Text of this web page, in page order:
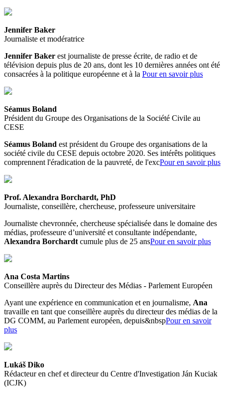
Jennifer Baker
Journaliste et modératrice
Jennifer Baker est journaliste de presse écrite, de radio et de
télévision depuis plus de 20 ans, dont les 10 dernières années ont été
consacrées à la politique européenne et à la Pour en savoir plus
Séamus Boland
Président du Groupe des Organisations de la Société Civile au
CESE
Séamus Boland est président du Groupe des organisations de la
société civile du CESE depuis octobre 2020. Ses intérêts politiques
comprennent l'éradication de la pauvreté, de l'excPour en savoir plus
Prof. Alexandra Borchardt, PhD
Journaliste, conseillère, chercheuse, professeure universitaire
Journaliste chevronnée, chercheuse spécialisée dans le domaine des
médias, professeure d’université et consultante indépendante,
Alexandra Borchardt cumule plus de 25 ansPour en savoir plus
Ana Costa Martins
Conseillère auprès du Directeur des Médias - Parlement Européen
Ayant une expérience en communication et en journalisme, Ana
travaille en tant que conseillère auprès du directeur des médias de la
DG COMM, au Parlement européen, depuis&nbspPour en savoir
plus
Lukáš Diko
Rédacteur en chef et directeur du Centre d'Investigation Ján Kuciak
(ICJK)